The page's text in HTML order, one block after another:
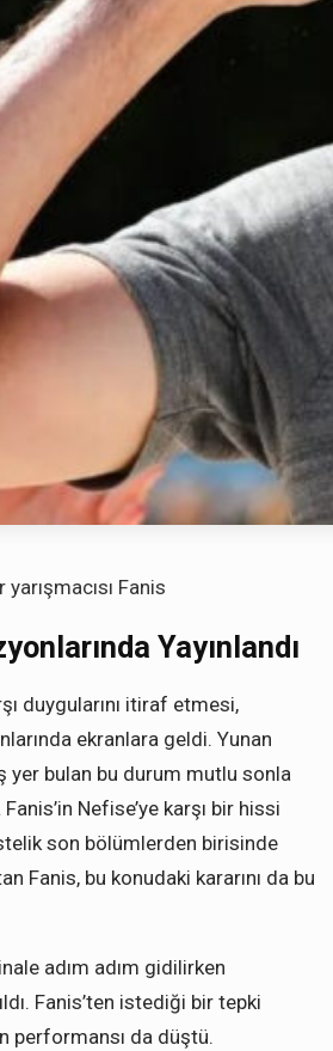
Fanis
Yayınlandı
duygularını itiraf etmesi,
ekranlara geldi. Yunan
yer bulan bu durum mutlu sonla
Nefise’ye karşı bir hissi
son bölümlerden birisinde
Fanis, bu konudaki kararını da bu
adım adım gidilirken
Fanis’ten istediği bir tepki
performansı da düştü.